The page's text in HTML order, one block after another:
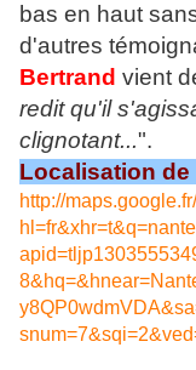
bas en haut
d'autres
Bertrand vient
redit qu'il
clignotant...".
Localisation de
http://